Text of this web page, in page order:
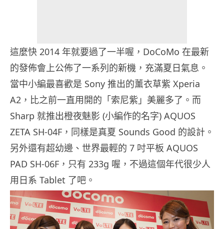
這麼快 2014 年就要過了一半喔，DoCoMo 在最新
的發佈會上公佈了一系列的新機，充滿夏日氣息。
當中小編最喜歡是 Sony 推出的薰衣草紫 Xperia
A2，比之前一直用開的「索尼紫」美麗多了。而
Sharp 就推出橙夜魅影 (小編作的名字) AQUOS
ZETA SH-04F，同樣是真夏 Sounds Good 的設計。
另外還有超幼邊、世界最輕的 7 吋平板 AQUOS
PAD SH-06F，只有 233g 喔，不過這個年代很少人
用日系 Tablet 了吧。